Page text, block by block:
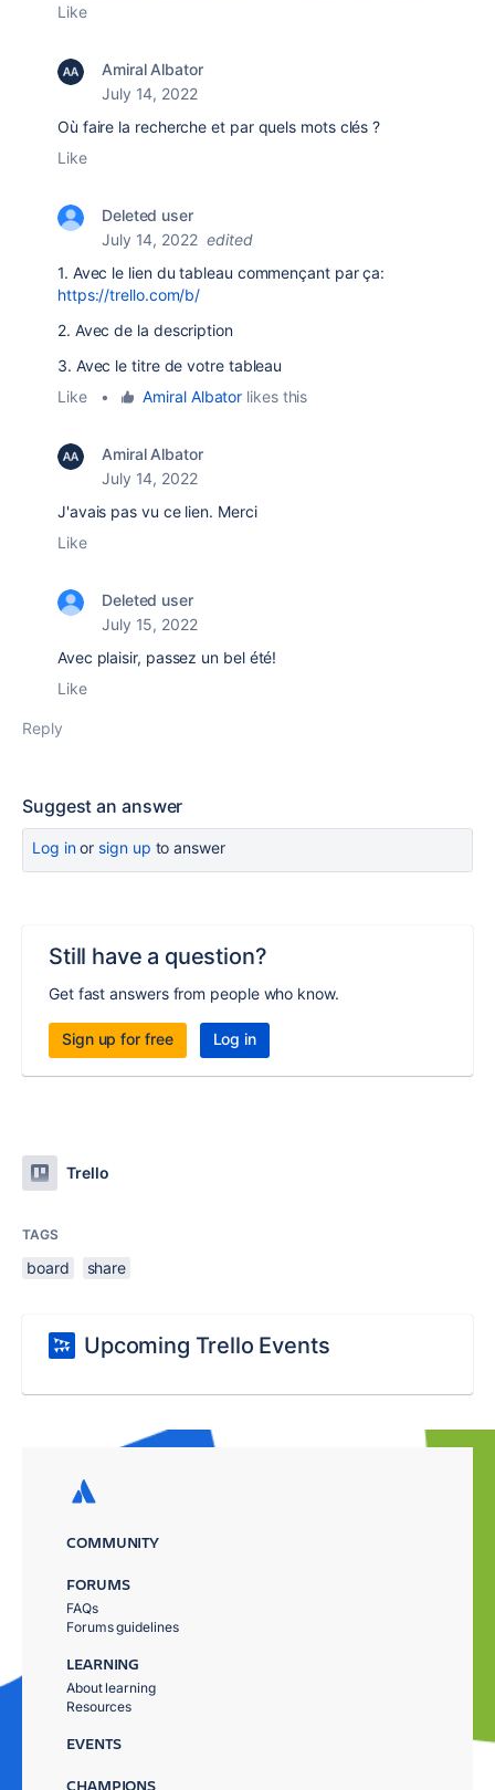
Like
Amiral Albator
July 14, 2022
Où faire la recherche et par quels mots clés ?
Like
Deleted user
July 14, 2022 edited
1. Avec le lien du tableau commençant par ça:
https://trello.com/b/
2. Avec de la description
3. Avec le titre de votre tableau
Like
• Amiral Albator likes this
Amiral Albator
July 14, 2022
J'avais pas vu ce lien. Merci
Like
Deleted user
July 15, 2022
Avec plaisir, passez un bel été!
Like
Reply
Suggest an answer
Log inor sign up to answer
Still have a question?
Get fast answers from people who know.
Sign up for free Log in
Trello
TAGS
board share
Upcoming Trello Events
COMMUNITY
FORUMS
FAQs
Forums guidelines
LEARNING
About learning
Resources
EVENTS
CHAMPIONS